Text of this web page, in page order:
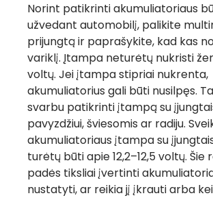
Norint patikrinti akumuliatoriaus
užvedant automobilį, palikite
prijungtą ir paprašykite, kad kas
variklį. Įtampa neturėtų nukristi
voltų. Jei įtampa stipriai nukrenta,
akumuliatorius gali būti nusilpęs.
svarbu patikrinti įtampą su
pavyzdžiui, šviesomis ar radiju.
akumuliatoriaus įtampa su
turėtų būti apie 12,2–12,5 voltų. Šie
padės tiksliai įvertinti
nustatyti, ar reikia jį įkrauti arba